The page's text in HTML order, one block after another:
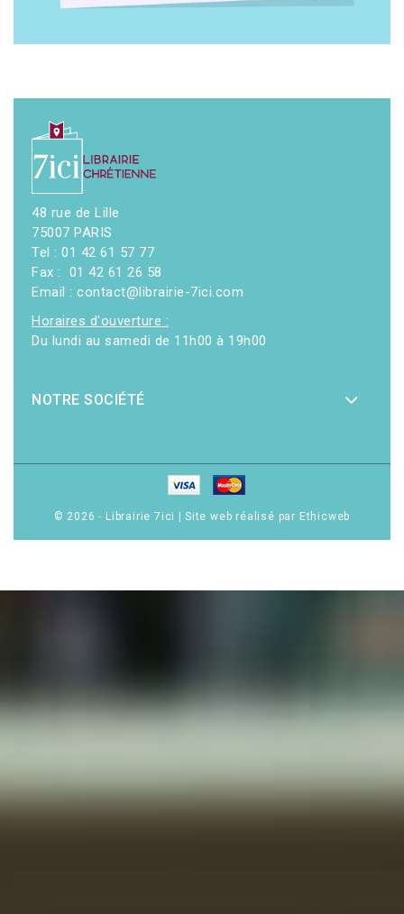
48 rue de Lille
75007 PARIS
Tel : 01 42 61 57 77
Fax : 01 42 61 26 58
Email : contact@librairie-7ici.com
Horaires d'ouverture :
Du lundi au samedi de 11h00 à 19h00
NOTRE SOCIÉTÉ
© 2026 - Librairie 7ici Site web réalisé par Ethicweb